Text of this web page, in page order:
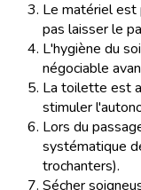
Le matériel est
pas laisser le
L'hygiène du
négociable
La toilette est
stimuler
Lors du
systématique
trochanters).
Sécher